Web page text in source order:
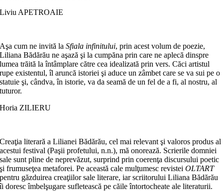
Liviu APETROAIE
Aşa cum ne invită la Sfiala infinitului, prin acest volum de poezie,
Liliana Bădărău ne aşază şi la cumpăna prin care ne aplecă dinspre
lumea trăită la întâmplare către cea idealizată prin vers. Căci artistul
rupe existentul, îl aruncă istoriei şi aduce un zâmbet care se va sui pe o
statuie şi, cândva, în istorie, va da seamă de un fel de a fi, al nostru, al
tuturor.
Horia ZILIERU
Creaţia literară a Lilianei Bădărău, cel mai relevant şi valoros produs al
acestui festival (Paşii profetului, n.n.), mă onorează. Scrierile domniei
sale sunt pline de neprevăzut, surprind prin coerenţa discursului poetic
şi frumuseţea metaforei. Pe această cale mulţumesc revisteiOLTART
pentru găzduirea creaţiilor sale literare, iar scriitorului Liliana Bădărău
îi doresc îmbelşugare sufletească pe căile întortocheate ale literaturii.